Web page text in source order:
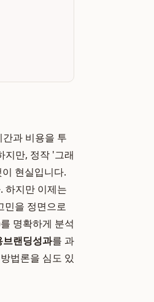
과 비용을 투
지만, 정작 '그래
현실입니다.
하지만 이제는
민을 정면으로
명확하게 분석
브랜딩성과를 과
법론을 심도 있